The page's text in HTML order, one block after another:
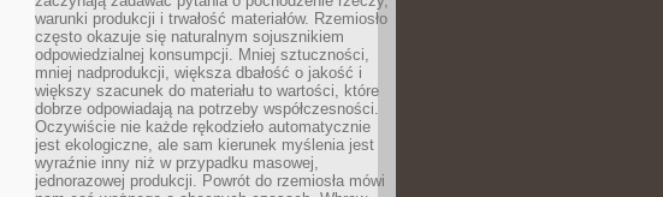
warunki produkcji i trwałość materiałów. Rzemiosło
często okazuje się naturalnym sojusznikiem
odpowiedzialnej konsumpcji. Mniej sztuczności,
mniej nadprodukcji, większa dbałość o jakość i
większy szacunek do materiału to wartości, które
dobrze odpowiadają na potrzeby współczesności.
Oczywiście nie każde rękodzieło automatycznie
jest ekologiczne, ale sam kierunek myślenia jest
wyraźnie inny niż w przypadku masowej,
jednorazowej produkcji. Powrót do rzemiosła mówi